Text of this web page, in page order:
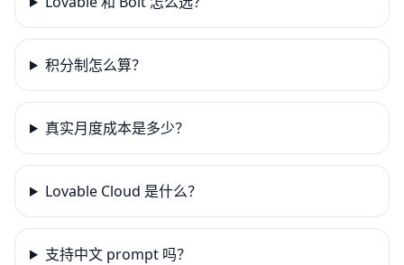
积分制怎么算？
真实月度成本是多少？
Lovable Cloud 是什么？
支持中文 prompt 吗？